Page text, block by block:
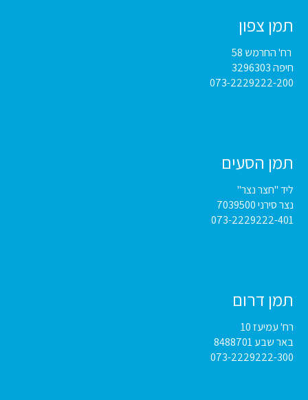
תמן צפון
רח' החרמש 58
חיפה 3296303
073-2229222-200
תמן הסעים
ליד "חצר נצר"
נצר סירני 7039500
073-2229222-401
תמן דרום
רח' עמיעז 10
באר שבע 8488701
073-2229222-300